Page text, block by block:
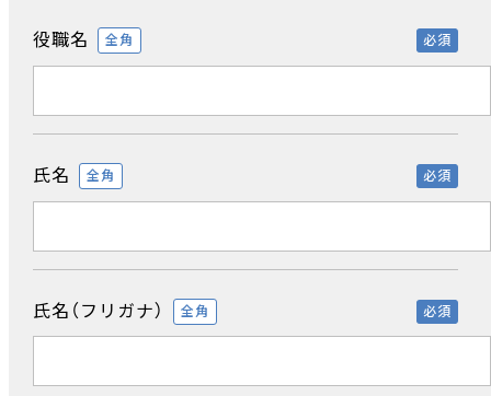
役職名 必須
全角
氏名 必須
全角
氏名（フリガナ） 必須
全角